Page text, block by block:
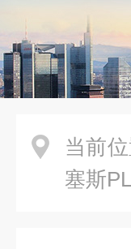
当前位
塞斯